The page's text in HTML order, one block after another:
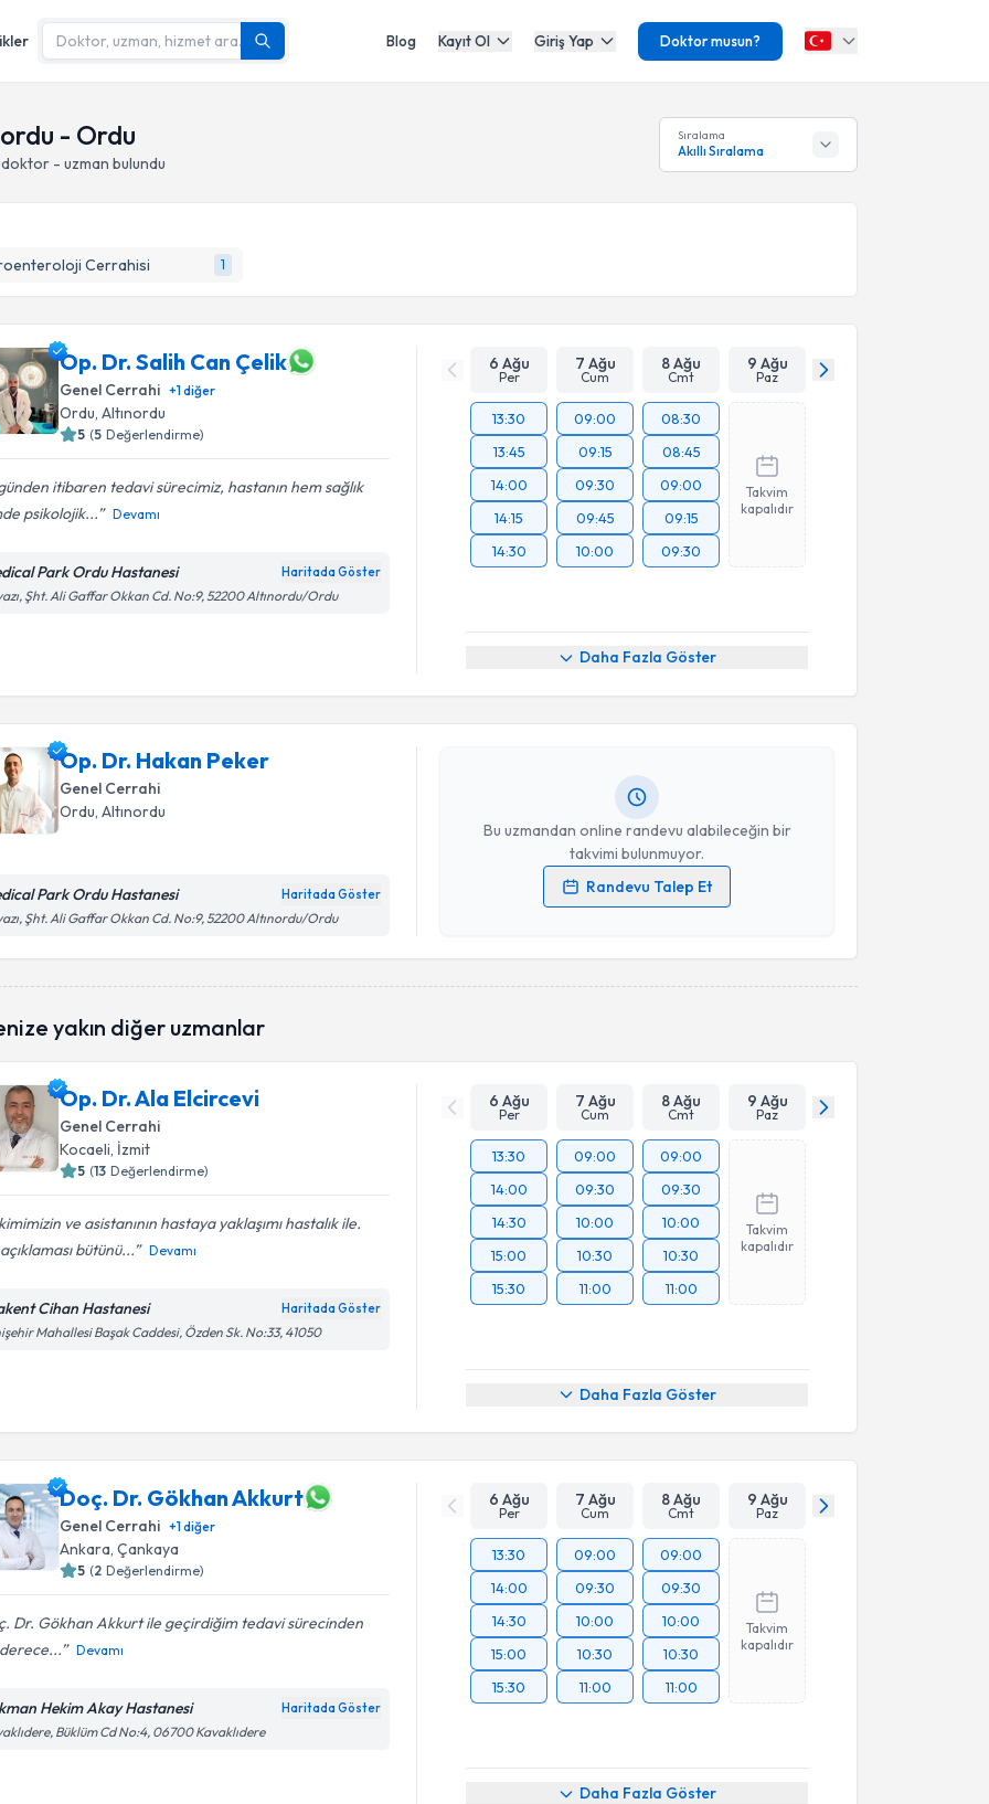
Blog Kayıt Ol Giriş Yap Doktor musun?
- Ordu
- uzman bulundu
Sıralama
Akıllı Sıralama
Cerrahisi 1
Op. Dr. Salih Can Çelik
Genel Cerrahi +1diğer
Ordu, Altınordu
5 (5 Değerlendirme)
itibaren tedavi sürecimiz, hastanın hem sağlık
psikolojik...
Devamı
Park Ordu Hastanesi Haritada Göster
Şht. Ali Gaffar Okkan Cd. No:9, 52200 Altınordu/Ordu
6 Ağu
Per
7 Ağu
Cum
8 Ağu
Cmt
9 Ağu
Paz
13:30
13:45
14:00
14:15
14:30
09:00
09:15
09:30
09:45
10:00
08:30
08:45
09:00
09:15
09:30
Takvim
kapalıdır
Daha Fazla Göster
Op. Dr. Hakan Peker
Genel Cerrahi
Ordu , Altınordu
Park Ordu Hastanesi Haritada Göster
Şht. Ali Gaffar Okkan Cd. No:9, 52200 Altınordu/Ordu
Bu uzmandan online randevu alabileceğin bir
takvimi bulunmuyor.
Randevu Talep Et
Randevu Takvimi Talebi
Kişisel verilerimin işlenmesine ilişkinAydınlatma Metni
yakın diğer uzmanlar
Op. Dr. Ala Elcircevi
Genel Cerrahi
Kocaeli , İzmit
5 (13 Değerlendirme)
ve asistanının hastaya yaklaşımı hastalık ile.
bütünü...
Devamı
Cihan Hastanesi Haritada Göster
Mahallesi Başak Caddesi, Özden Sk. No:33, 41050
6 Ağu
Per
7 Ağu
Cum
8 Ağu
Cmt
9 Ağu
Paz
13:30
14:00
14:30
15:00
15:30
09:00
09:30
10:00
10:30
11:00
09:00
09:30
10:00
10:30
11:00
Takvim
kapalıdır
Daha Fazla Göster
Doç. Dr. Gökhan Akkurt
Genel Cerrahi +1diğer
Ankara, Çankaya
5 (2 Değerlendirme)
Dr. Gökhan Akkurt ile geçirdiğim tedavi sürecinden
Devamı
Hekim Akay Hastanesi Haritada Göster
Büklüm Cd No:4, 06700 Kavaklıdere
6 Ağu
Per
7 Ağu
Cum
8 Ağu
Cmt
9 Ağu
Paz
13:30
14:00
14:30
15:00
15:30
09:00
09:30
10:00
10:30
11:00
09:00
09:30
10:00
10:30
11:00
Takvim
kapalıdır
Daha Fazla Göster